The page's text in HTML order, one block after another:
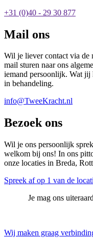
+31 (0)40 - 29 30 877
Mail ons
Wil je liever contact via de
mail sturen naar ons
iemand persoonlijk. Wat jij
in behandeling.
info@TweeKracht.nl
Bezoek ons
Wil je ons persoonlijk
welkom bij ons! In ons
onze locaties in Breda,
Spreek af op 1 van de
Je mag ons
Wij maken graag